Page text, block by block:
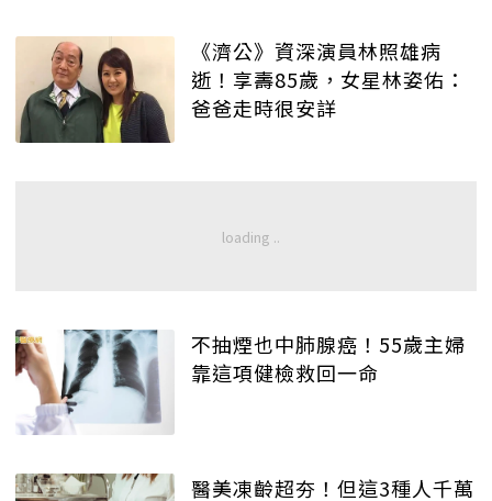
《濟公》資深演員林照雄病
逝！享壽85歲，女星林姿佑：
爸爸走時很安詳
不抽煙也中肺腺癌！55歲主婦
靠這項健檢救回一命
醫美凍齡超夯！但這3種人千萬